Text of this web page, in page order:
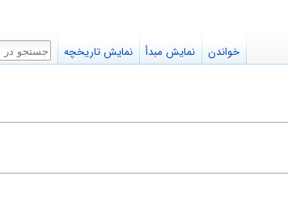
خواندن نمایش مبدأ نمایش تاریخچه جستجو